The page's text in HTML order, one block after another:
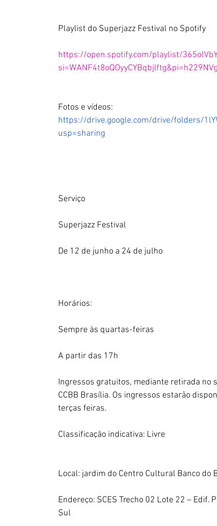
Playlist do Superjazz Festival no Spotify
https://open.spotify.com/playlist/
Fotos e vídeos:
https://drive.google.com/drive/folders/
usp=sharing
Serviço
Superjazz Festival
De 12 de junho a 24 de julho
Horários:
Sempre às quartas-feiras
A partir das 17h
Ingressos gratuitos, mediante retirada no
CCBB Brasília. Os ingressos estarão
terças feiras.
Classificação indicativa: Livre
Local: jardim do Centro Cultural Banco do
Endereço: SCES Trecho 02 Lote 22 –
Sul